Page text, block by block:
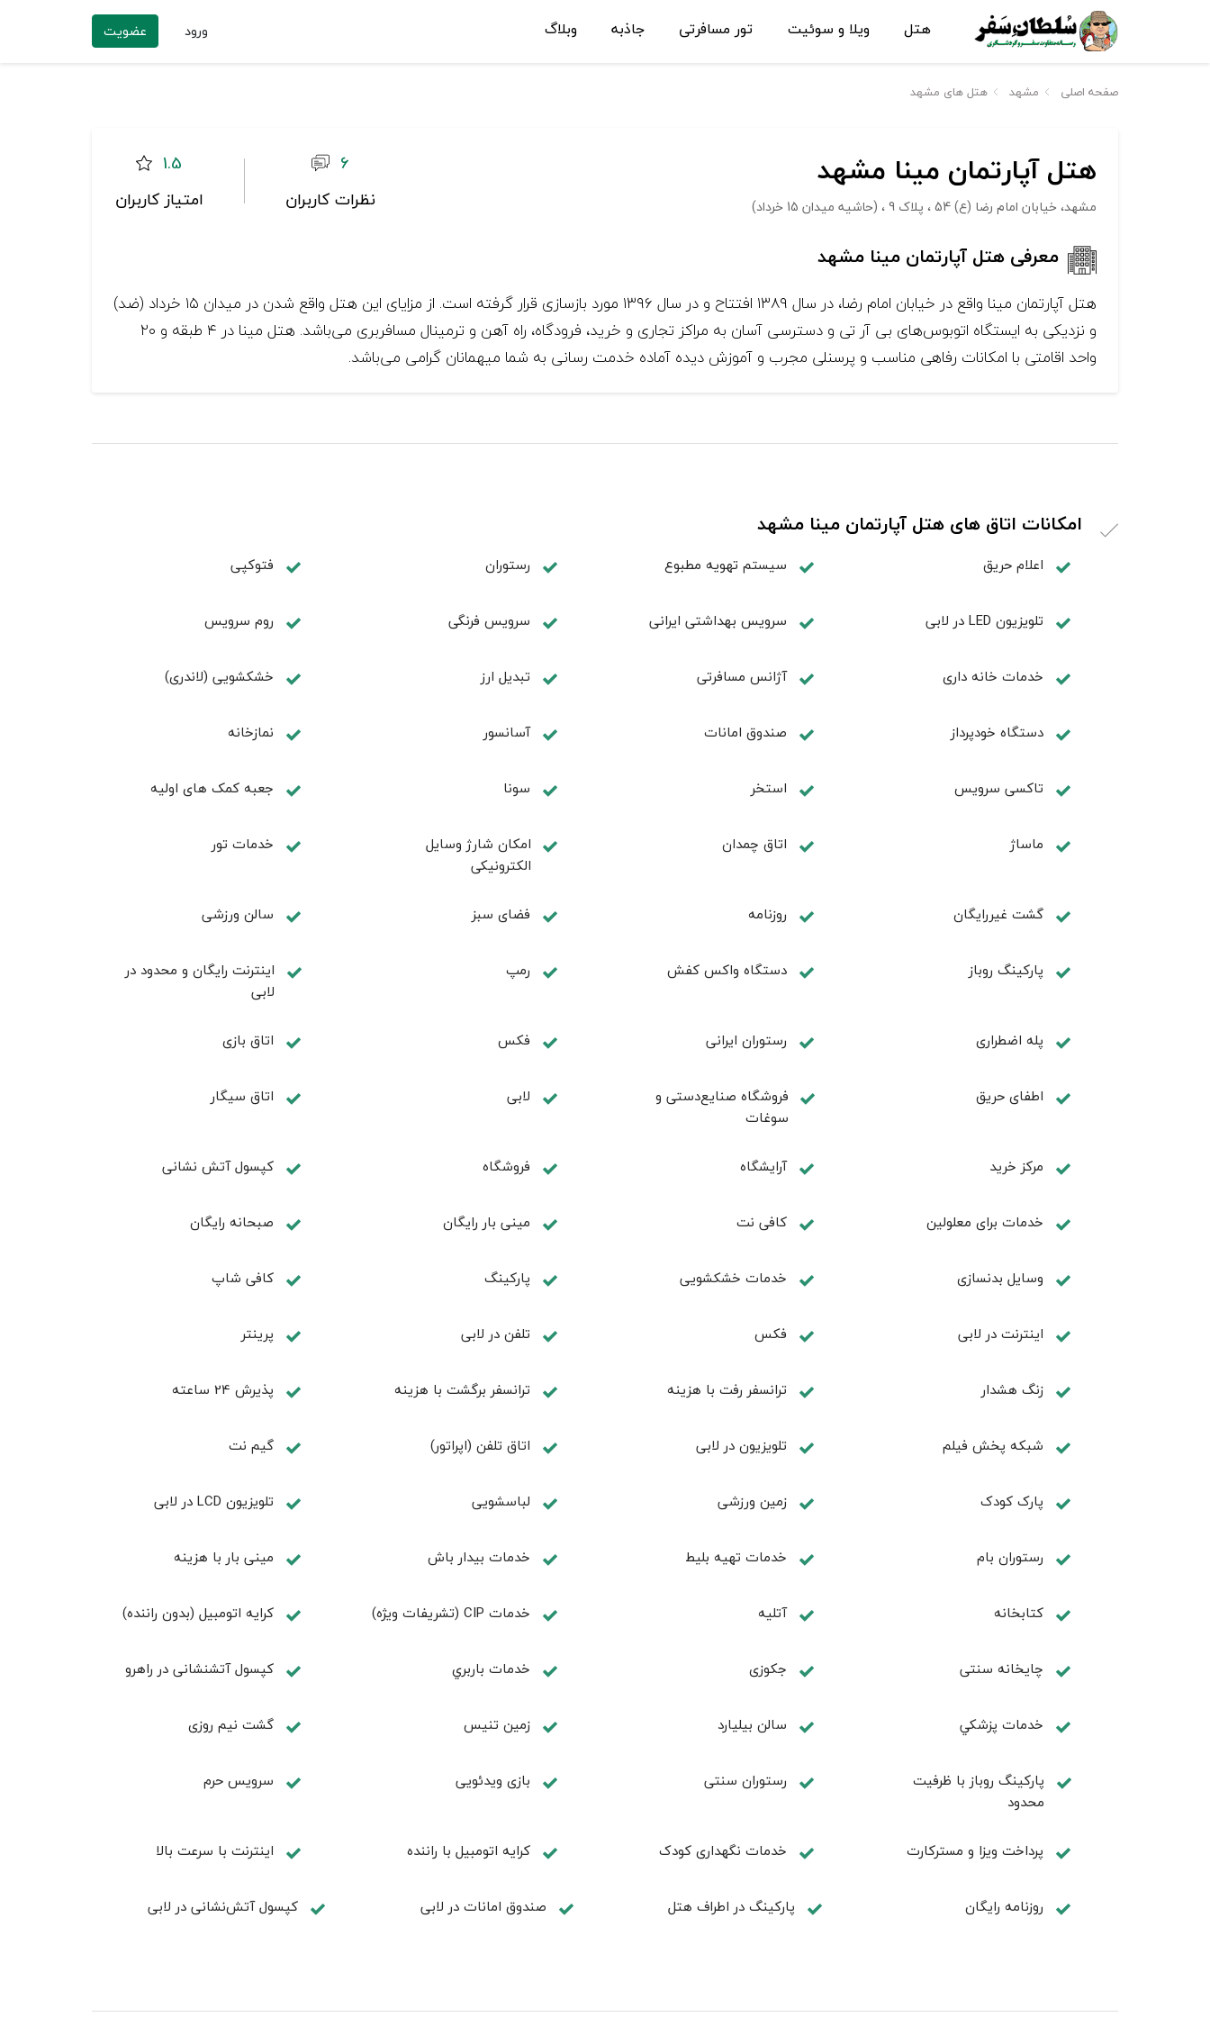
هتل ویلا و سوئیت تور مسافرتی جاذبه وبلاگ ورود عضویت
صفحه اصلی مشهد هتل های مشهد
هتل آپارتمان مینا مشهد
مشهد، خیابان امام رضا (ع) 54 ، پلاک 9 ، (حاشیه میدان 15 خرداد)
1.5
امتیاز کاربران
6
نظرات کاربران
معرفی هتل آپارتمان مینا مشهد
هتل آپارتمان مینا واقع در خیابان امام رضا، در سال ۱۳۸۹ افتتاح و در سال ۱۳۹۶ مورد بازسازی قرار گرفته است. از مزایای این هتل واقع شدن در میدان ۱۵ خرداد (ضد)
و نزدیکی به ایستگاه اتوبوس‌های بی آر تی و دسترسی آسان به مراکز تجاری و خرید، فرودگاه، راه آهن و ترمینال مسافربری می‌باشد. هتل مینا در ۴ طبقه و ۲۰
واحد اقامتی با امکانات رفاهی مناسب و پرسنلی مجرب و آموزش دیده آماده خدمت رسانی به شما میهمانان گرامی می‌باشد.
امکانات اتاق های هتل آپارتمان مینا مشهد
اعلام حریق سیستم تهویه مطبوع رستوران فتوکپی
تلویزیون LED در لابی سرویس بهداشتی ایرانی سرویس فرنگی روم سرويس
خدمات خانه داری آژانس مسافرتی تبديل ارز خشکشویی (لاندری)
دستگاه خودپرداز صندوق امانات آسانسور نمازخانه
تاکسی سرویس استخر سونا جعبه کمک های اولیه
ماساژ اتاق چمدان
امکان شارژ وسایل
الکترونیکی
خدمات تور
گشت غیررایگان روزنامه فضای سبز سالن ورزشی
پارکینگ روباز دستگاه واکس کفش رمپ
اینترنت رایگان و محدود در
لابی
پله اضطراری رستوران ایرانی فکس اتاق بازی
اطفای حریق
فروشگاه صنایع‌دستی و
سوغات
لابی اتاق سیگار
مرکز خرید آرایشگاه فروشگاه کپسول آتش نشانی
خدمات برای معلولین کافی نت مینی بار رایگان صبحانه رایگان
وسایل بدنسازی خدمات خشکشویی پاركينگ كافی شاپ
اينترنت در لابی فكس تلفن در لابی پرینتر
زنگ هشدار ترانسفر رفت با هزینه ترانسفر برگشت با هزینه پذیرش 24 ساعته
شبکه پخش فیلم تلویزیون در لابی اتاق تلفن (اپراتور) گیم نت
پارک کودک زمین ورزشی لباسشویی تلويزيون LCD در لابی
رستوران بام خدمات تهيه بليط خدمات بیدار باش مینی بار با هزینه
كتابخانه آتلیه خدمات CIP (تشریفات ویژه) کرایه اتومبیل (بدون راننده)
چايخانه سنتی جكوزی خدمات باربري کپسول آتشنشانی در راهرو
خدمات پزشكي سالن بيليارد زمين تنيس گشت نیم روزی
پارکینگ روباز با ظرفیت
محدود
رستوران سنتی بازی ویدئویی سرویس حرم
پرداخت ویزا و مسترکارت خدمات نگهداری کودک کرایه اتومبیل با راننده اینترنت با سرعت بالا
روزنامه رایگان پارکینگ در اطراف هتل صندوق امانات در لابی کپسول آتش‌نشانی در لابی